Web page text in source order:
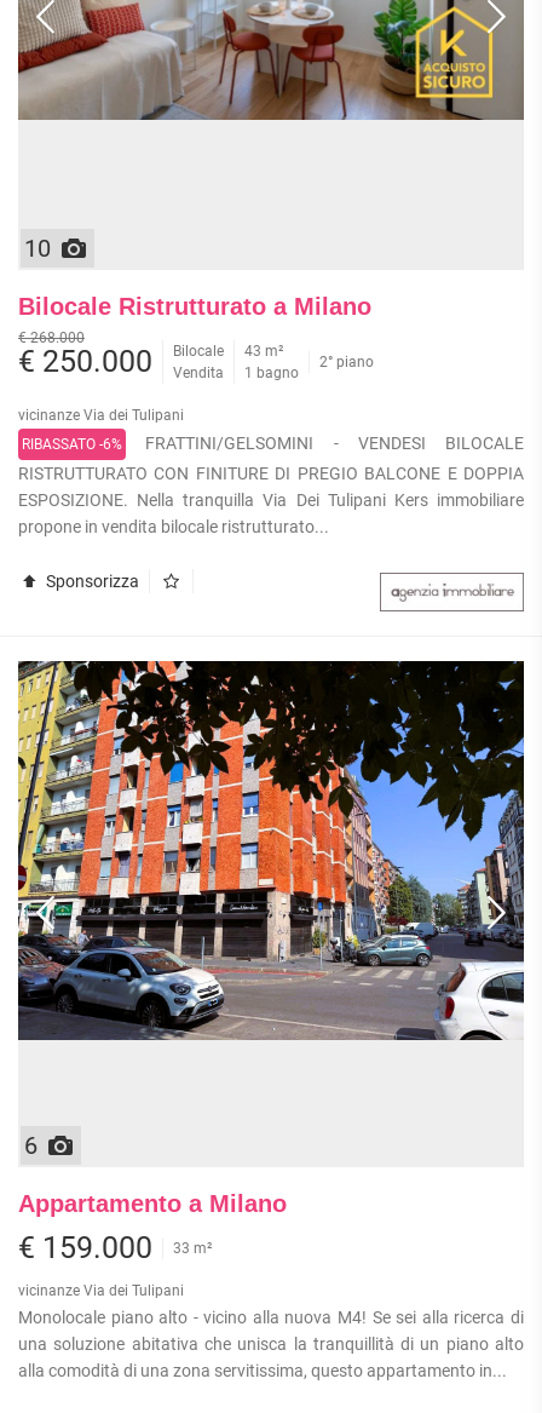
QUADRILOCALI
ATTICI
CASE
STANZE
CASALI
UFFICI
ATTIVITÀ
COMMERCIALI
IN
APPARTAMENTI
PIANO
ALTO
APPARTAMENTI
CON
METROPOLITANA
SCHIERA
10
Bilocale Ristrutturato a Milano
€ 268.000
€ 250.000
Bilocale
Vendita
43 m²
1 bagno
2° piano
vicinanze Via dei Tulipani
RIBASSATO -6%
FRATTINI/GELSOMINI - VENDESI BILOCALE
RISTRUTTURATO CON FINITURE DI PREGIO BALCONE E DOPPIA
ESPOSIZIONE. Nella tranquilla Via Dei Tulipani Kers immobiliare
propone in vendita bilocale ristrutturato...
Sponsorizza
6
Appartamento a Milano
€ 159.000 33 m²
vicinanze Via dei Tulipani
Monolocale piano alto - vicino alla nuova M4! Se sei alla ricerca di
una soluzione abitativa che unisca la tranquillità di un piano alto
alla comodità di una zona servitissima, questo appartamento in...